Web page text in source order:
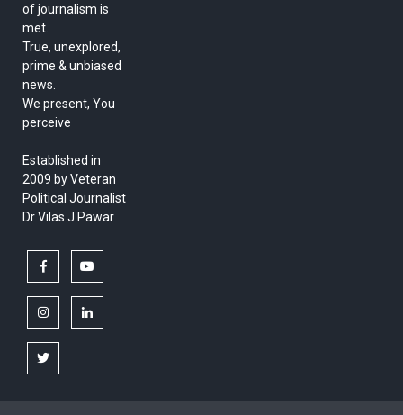
of journalism is
met.
True, unexplored,
prime & unbiased
news.
We present, You
perceive
Established in
2009 by Veteran
Political Journalist
Dr Vilas J Pawar
facebook
instagramlinkedin
twitter